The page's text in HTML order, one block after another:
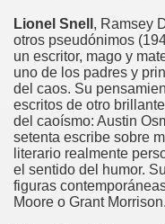
Lionel Snell , Ramsey
otros pseudónimos
un escritor, mago y
uno de los padres y
del caos. Su
escritos de otro
del caoísmo: Austin
setenta escribe sobre
literario realmente
el sentido del humor.
figuras
Moore o Grant Morrison.